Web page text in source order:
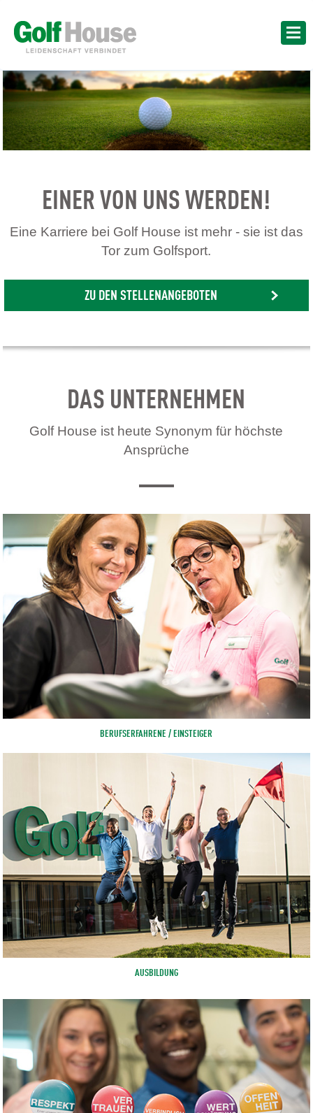
EINER VON UNS WERDEN!
Eine Karriere bei Golf House ist mehr - sie ist das
Tor zum Golfsport.
ZU DEN STELLENANGEBOTEN
DAS UNTERNEHMEN
Golf House ist heute Synonym für höchste
Ansprüche
BERUFSERFAHRENE / EINSTEIGER
AUSBILDUNG